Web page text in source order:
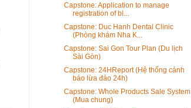
Capstone: Application to manage
registration of bl...
Capstone: Duc Hanh Dental Clinic
(Phòng khám Nha K...
Capstone: Sai Gon Tour Plan (Du lịch
Sài Gòn)
Capstone: 24HReport (Hệ thống cảnh
báo lừa đảo 24h)
Capstone: Whole Products Sale System
(Mua chung)